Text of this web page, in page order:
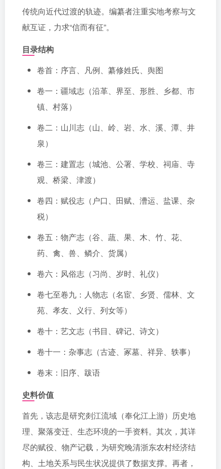
传统向近代过渡的轨迹。编纂者注重实地考察与文
献互证，力求“信而有征”。
目录结构
卷首：序言、凡例、纂修姓氏、舆图
卷一：疆域志（沿革、界至、形胜、乡都、市
镇、村落）
卷二：山川志（山、岭、岩、水、溪、潭、井
泉）
卷三：建置志（城池、公署、学校、祠庙、寺
观、桥梁、津渡）
卷四：赋役志（户口、田赋、漕运、盐课、杂
税）
卷五：物产志（谷、蔬、果、木、竹、花、
药、禽、兽、鳞介、货属）
卷六：风俗志（习尚、岁时、礼仪）
卷七至卷九：人物志（名宦、乡贤、儒林、文
苑、孝友、义行、列女等）
卷十：艺文志（书目、碑记、诗文）
卷十一：杂事志（古迹、冢墓、祥异、轶事）
卷末：旧序、跋语
史料价值
首先，该志是研究剡江流域（奉化江上游）历史地
理、聚落变迁、生态环境的一手资料。其次，其详
尽的赋役、物产记载，为研究晚清浙东农村经济结
构、土地关系与民生状况提供了数据支撑。再者，